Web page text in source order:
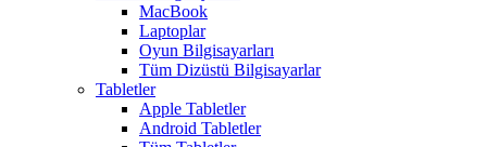
MacBook
Laptoplar
Oyun Bilgisayarları
Tüm Dizüstü Bilgisayarlar
Tabletler
Apple Tabletler
Android Tabletler